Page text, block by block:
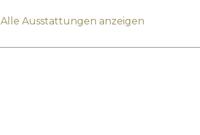
Alle Ausstattungen anzeigen